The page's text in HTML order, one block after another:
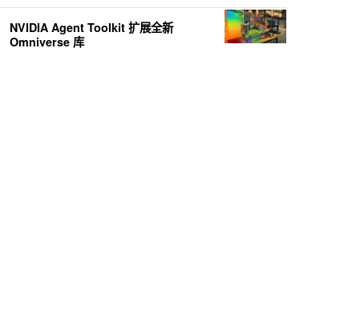
NVIDIA Agent Toolkit 扩展全新
Omniverse 库